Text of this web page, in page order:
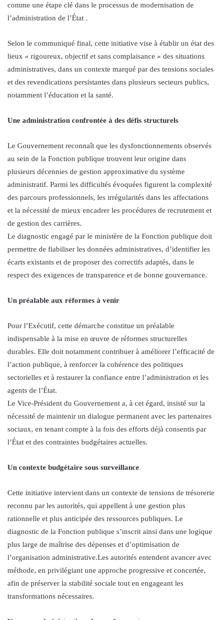
comme une étape clé dans le processus de modernisation de
l’administration de l’État .
Selon le communiqué final, cette initiative vise à établir un état des
lieux « rigoureux, objectif et sans complaisance » des situations
administratives, dans un contexte marqué par des tensions sociales
et des revendications persistantes dans plusieurs secteurs publics,
notamment l’éducation et la santé.
Une administration confrontée à des défis structurels
Le Gouvernement reconnaît que les dysfonctionnements observés
au sein de la Fonction publique trouvent leur origine dans
plusieurs décennies de gestion approximative du système
administratif. Parmi les difficultés évoquées figurent la complexité
des parcours professionnels, les irrégularités dans les affectations
et la nécessité de mieux encadrer les procédures de recrutement et
de gestion des carrières.
Le diagnostic engagé par le ministère de la Fonction publique doit
permettre de fiabiliser les données administratives, d’identifier les
écarts existants et de proposer des correctifs adaptés, dans le
respect des exigences de transparence et de bonne gouvernance.
Un préalable aux réformes à venir
Pour l’Exécutif, cette démarche constitue un préalable
indispensable à la mise en œuvre de réformes structurelles
durables. Elle doit notamment contribuer à améliorer l’efficacité de
l’action publique, à renforcer la cohérence des politiques
sectorielles et à restaurer la confiance entre l’administration et les
agents de l’État.
Le Vice-Président du Gouvernement a, à cet égard, insisté sur la
nécessité de maintenir un dialogue permanent avec les partenaires
sociaux, en tenant compte à la fois des efforts déjà consentis par
l’État et des contraintes budgétaires actuelles.
Un contexte budgétaire sous surveillance
Cette initiative intervient dans un contexte de tensions de trésorerie
reconnu par les autorités, qui appellent à une gestion plus
rationnelle et plus anticipée des ressources publiques. Le
diagnostic de la Fonction publique s’inscrit ainsi dans une logique
plus large de maîtrise des dépenses et d’optimisation de
l’organisation administrative.Les autorités entendent avancer avec
méthode, en privilégiant une approche progressive et concertée,
afin de préserver la stabilité sociale tout en engageant les
transformations nécessaires.